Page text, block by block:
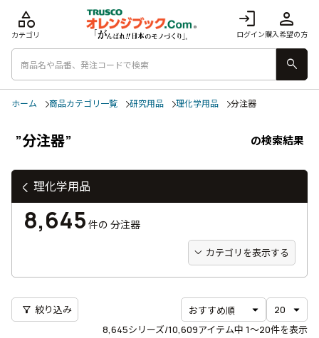
login
ログイン
person
購入希望の方
category
カテゴリ
search
ホーム 商品カテゴリ一覧 研究用品 理化学用品 分注器
”分注器” の検索結果
8,645シリーズ/10,609アイテム中 1〜20件を表示
filter_alt 絞り込み
理化学用品
8,645 件の 分注器
カテゴリを表示する